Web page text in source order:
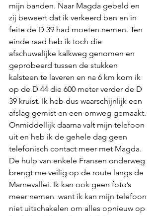
mijn banden. Naar Magda gebeld en
zij beweert dat ik verkeerd ben en in
feite de D 39 had moeten nemen. Ten
einde raad heb ik toch die
afschuwelijke kalkweg genomen en
geprobeerd tussen de stukken
kalsteen te laveren en na 6 km kom ik
op de D 44 die 600 meter verder de D
39 kruist. Ik heb dus waarschijnlijk een
afslag gemist en een omweg gemaakt.
Onmiddellijk daarna valt mijn telefoon
uit en heb ik de gehele dag geen
telefonisch contact meer met Magda.
De hulp van enkele Fransen onderweg
brengt me veilig op de route langs de
Marnevallei. Ik kan ook geen foto’s
meer nemen  want ik kan mijn telefoon
niet uitschakelen om alles opnieuw op